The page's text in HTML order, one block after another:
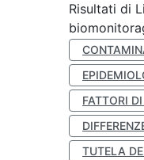
Risultati di
FATTORI
TUTELA